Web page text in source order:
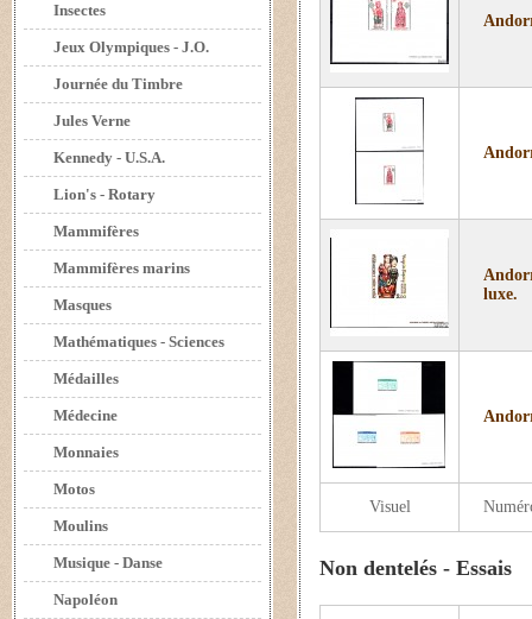
Insectes
Jeux Olympiques - J.O.
Journée du Timbre
Jules Verne
Kennedy - U.S.A.
Lion's - Rotary
Mammifères
Mammifères marins
Masques
Mathématiques - Sciences
Médailles
Médecine
Monnaies
Motos
Moulins
Musique - Danse
Napoléon
Visuel
luxe.
Non dentelés - Essais